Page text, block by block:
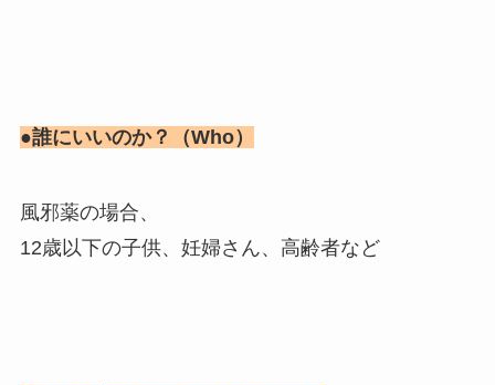
●誰にいいのか？（Who）
風邪薬の場合、
12歳以下の子供、妊婦さん、高齢者など